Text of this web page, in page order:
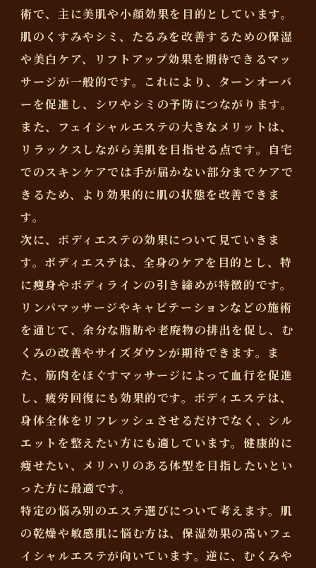
術で、主に美肌や小顔効果を目的としています。
肌のくすみやシミ、たるみを改善するための保湿
や美白ケア、リフトアップ効果を期待できるマッ
サージが一般的です。これにより、ターンオーバ
ーを促進し、シワやシミの予防につながります。
また、フェイシャルエステの大きなメリットは、
リラックスしながら美肌を目指せる点です。自宅
でのスキンケアでは手が届かない部分までケアで
きるため、より効果的に肌の状態を改善できま
す。
次に、ボディエステの効果について見ていきま
す。ボディエステは、全身のケアを目的とし、特
に痩身やボディラインの引き締めが特徴的です。
リンパマッサージやキャビテーションなどの施術
を通じて、余分な脂肪や老廃物の排出を促し、む
くみの改善やサイズダウンが期待できます。ま
た、筋肉をほぐすマッサージによって血行を促進
し、疲労回復にも効果的です。ボディエステは、
身体全体をリフレッシュさせるだけでなく、シル
エットを整えたい方にも適しています。健康的に
痩せたい、メリハリのある体型を目指したいとい
った方に最適です。
特定の悩み別のエステ選びについて考えます。肌
の乾燥や敏感肌に悩む方は、保湿効果の高いフェ
イシャルエステが向いています。逆に、むくみや